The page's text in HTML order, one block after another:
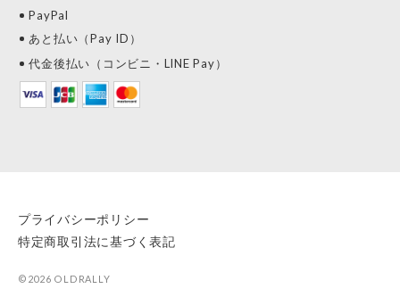
PayPal
あと払い（Pay ID）
代金後払い（コンビニ・LINE Pay）
プライバシーポリシー
特定商取引法に基づく表記
©2026 OLDRALLY